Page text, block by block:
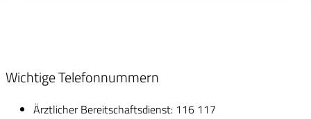
Wichtige Telefonnummern
Ärztlicher Bereitschaftsdienst: 116 117